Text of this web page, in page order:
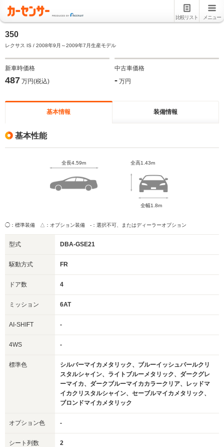
比較リスト メニュー
350
レクサス IS / 2008年9月～2009年7月生産モデル
新車時価格
487 万円(税込)
中古車価格
- 万円
基本情報 装備情報
基本性能
全長4.59m 全高1.43m
全幅1.8m
◯：標準装備 △：オプション装備 -：選択不可、またはディーラーオプション
型式 DBA-GSE21
駆動方式 FR
ドア数 4
ミッション 6AT
AI-SHIFT -
4WS -
標準色
シルバーマイカメタリック、ブルーイッシュパールクリ
スタルシャイン、ライトブルーメタリック、ダークグレ
ーマイカ、ダークブルーマイカカラークリア、レッドマ
イカクリスタルシャイン、セーブルマイカメタリック、
ブロンドマイカメタリック
オプション色 -
シート列数 2